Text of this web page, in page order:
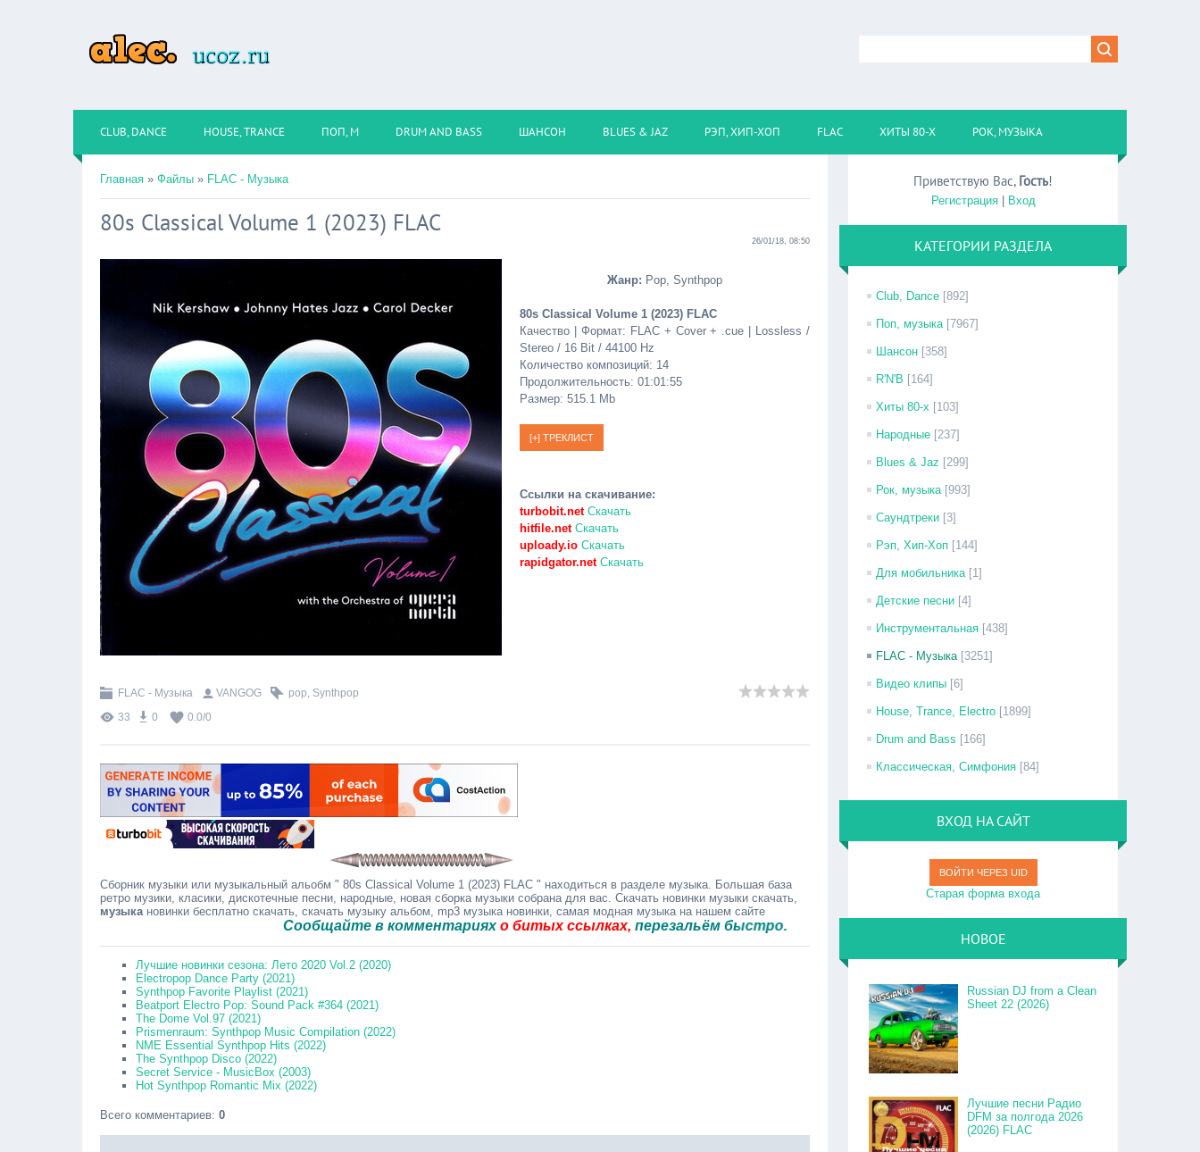
CLUB, DANCE HOUSE, TRANCE ПОП, М DRUM AND BASS ШАНСОН BLUES & JAZ РЭП, ХИП-ХОП FLAC ХИТЫ 80-Х РОК, МУЗЫКА
Главная » Файлы » FLAC - Музыка
80s Classical Volume 1 (2023) FLAC
26/01/18, 08:50
Жанр: Pop, Synthpop
80s Classical Volume 1 (2023) FLAC
Качество | Формат: FLAC + Cover + .cue | Lossless /
Stereo / 16 Bit / 44100 Hz
Количество композиций: 14
Продолжительность: 01:01:55
Размер: 515.1 Mb
Ссылки на скачивание:
turbobit.netСкачать
hitfile.netСкачать
uploady.io Скачать
rapidgator.netСкачать
FLAC - Музыка VANGOG pop, Synthpop
33
0 0.0/0
Сборник музыки или музыкальный альобм " 80s Classical Volume 1 (2023) FLAC " находиться в разделе музыка. Большая база
ретро музики, класики, дискотечные песни, народные, новая сборка музыки собрана для вас. Скачать новинки музыки скачать,
музыкановинки бесплатно скачать, скачать музыку альбом, mp3 музыка новинки, самая модная музыка на нашем сайте
Сообщайте в комментарияхо битых ссылках,перезальём быстро.
Лучшие новинки сезона: Лето 2020 Vol.2 (2020)
Electropop Dance Party (2021)
Synthpop Favorite Playlist (2021)
Beatport Electro Pop: Sound Pack #364 (2021)
The Dome Vol.97 (2021)
Prismenraum: Synthpop Music Compilation (2022)
NME Essential Synthpop Hits (2022)
The Synthpop Disco (2022)
Secret Service - MusicBox (2003)
Hot Synthpop Romantic Mix (2022)
Всего комментариев: 0
Приветствую Вас, Гость!
Регистрация| Вход
КАТЕГОРИИ РАЗДЕЛА
Club, Dance [892]
Поп, музыка [7967]
Шансон [358]
R'N'B [164]
Хиты 80-х [103]
Народные [237]
Blues & Jaz [299]
Рок, музыка [993]
Саундтреки [3]
Рэп, Хип-Хоп [144]
Для мобильника [1]
Детские песни [4]
Инструментальная [438]
FLAC - Музыка [3251]
Видео клипы [6]
House, Trance, Electro [1899]
Drum and Bass [166]
Классическая, Симфония [84]
ВХОД НА САЙТ
ВОЙТИ ЧЕРЕЗ UID
Старая форма входа
НОВОЕ
Russian DJ from a Clean
Sheet 22 (2026)
Лучшие песни Радио
DFM за полгода 2026
(2026) FLAC